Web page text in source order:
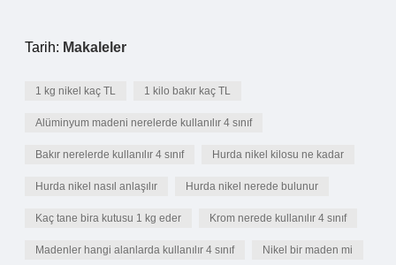
Tarih: Makaleler
1 kg nikel kaç TL 1 kilo bakır kaç TL
Alüminyum madeni nerelerde kullanılır 4 sınıf
Bakır nerelerde kullanılır 4 sınıf Hurda nikel kilosu ne kadar
Hurda nikel nasıl anlaşılır Hurda nikel nerede bulunur
Kaç tane bira kutusu 1 kg eder Krom nerede kullanılır 4 sınıf
Madenler hangi alanlarda kullanılır 4 sınıf Nikel bir maden mi